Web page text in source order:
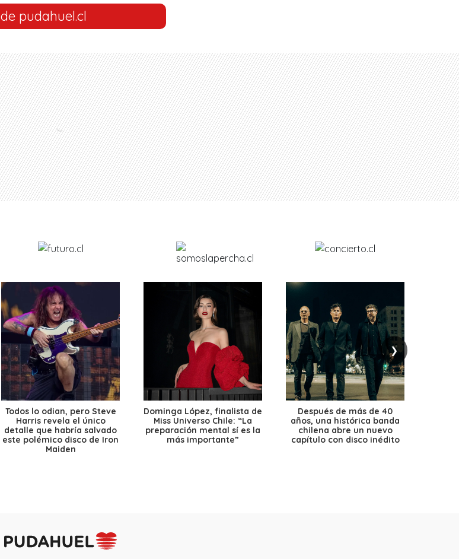
de pudahuel.cl
❯
Todos lo odian, pero Steve
Harris revela el único
detalle que habría salvado
este polémico disco de Iron
Maiden
Dominga López, finalista de
Miss Universo Chile: “La
preparación mental sí es la
más importante”
Después de más de 40
años, una histórica banda
chilena abre un nuevo
capítulo con disco inédito